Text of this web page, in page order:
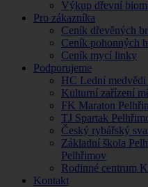
Výkup dřevní
Pro zákazníka
Ceník dřevěných
Ceník pohonných
Ceník mycí linky
Podporujeme
HC Lední medvědi
Kulturní zařízení
FK Maraton
TJ Spartak
Český rybářský
Základní škola
Pelhřimov
Rodinné centrum
Kontakt